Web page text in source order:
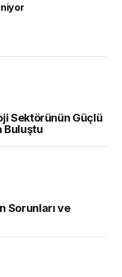
Sektörünün Güçlü
Buluştu
Sorunları ve